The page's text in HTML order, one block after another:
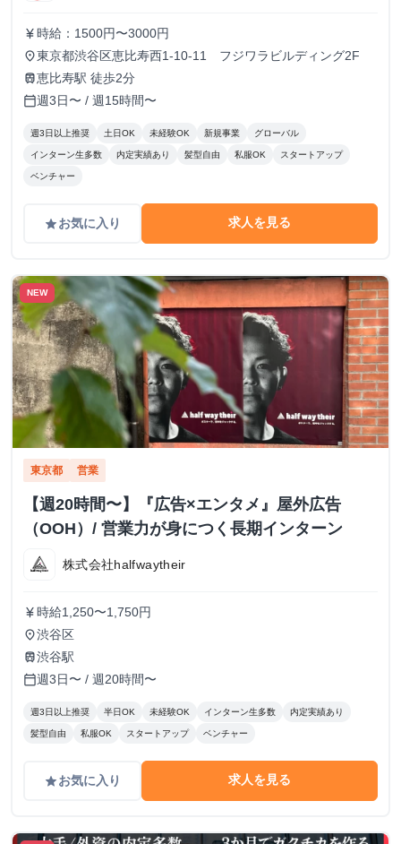
currency_yen 時給：1500円〜3000円
place東京都渋谷区恵比寿西1-10-11 フジワラビルディング2F
train恵比寿駅 徒歩2分
calendar_today週3日〜 / 週15時間〜
週3日以上推奨 土日OK 未経験OK 新規事業 グローバル
インターン生多数 内定実績あり 髪型自由 私服OK スタートアップ
ベンチャー
gradeお気に入り 求人を見る
NEW
東京都 営業
【週20時間〜】『広告×エンタメ』屋外広告
（OOH）/ 営業力が身につく長期インターン
株式会社halfwaytheir
currency_yen 時給1,250〜1,750円
place渋谷区
train渋谷駅
calendar_today週3日〜 / 週20時間〜
週3日以上推奨 半日OK 未経験OK インターン生多数 内定実績あり
髪型自由 私服OK スタートアップ ベンチャー
gradeお気に入り 求人を見る